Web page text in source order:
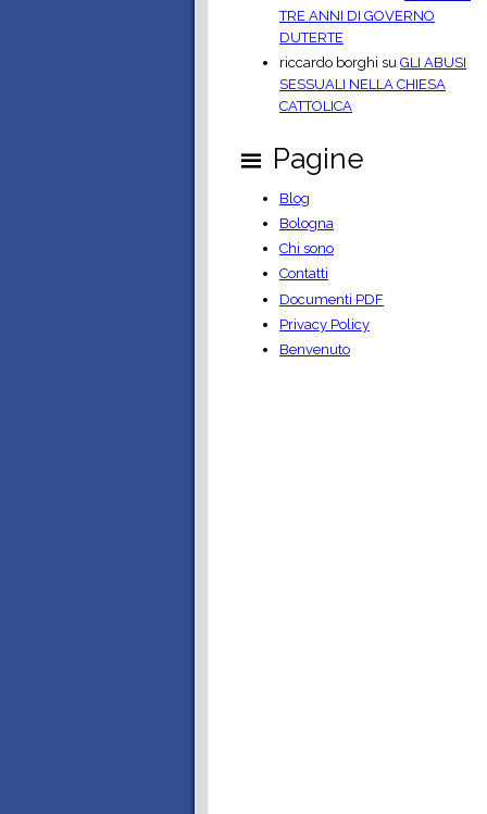
TRE ANNI DI GOVERNO
DUTERTE
riccardo borghi su GLI ABUSI
SESSUALI NELLA CHIESA
CATTOLICA
Pagine
Blog
Bologna
Chi sono
Contatti
Documenti PDF
Privacy Policy
Benvenuto